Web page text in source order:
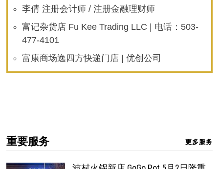
李倩 注册会计师 / 注册金融理财师
富记杂货店 Fu Kee Trading LLC | 电话：503-
477-4101
富康商场逸四方快递门店 | 优创公司
重要服务 更多服务